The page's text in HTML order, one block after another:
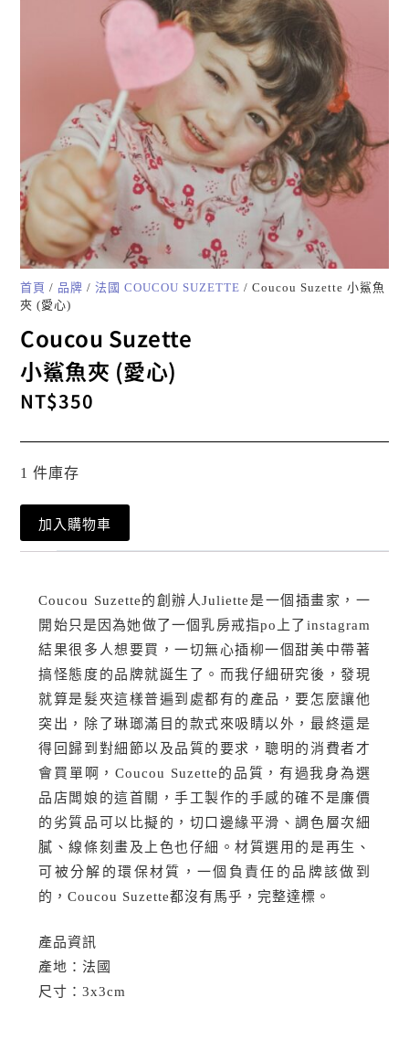
首頁 / 品牌 /法國 COUCOU SUZETTE / Coucou Suzette 小鯊魚
夾 (愛心)
Coucou Suzette
小鯊魚夾 (愛心)
NT$350
1 件庫存
加入購物車
Coucou Suzette的創辦人Juliette是一個插畫家，一
開始只是因為她做了一個乳房戒指po上了instagram
結果很多人想要買，一切無心插柳一個甜美中帶著
搞怪態度的品牌就誕生了。而我仔細研究後，發現
就算是髮夾這樣普遍到處都有的產品，要怎麼讓他
突出，除了琳瑯滿目的款式來吸睛以外，最終還是
得回歸到對細節以及品質的要求，聰明的消費者才
會買單啊，Coucou Suzette的品質，有過我身為選
品店闆娘的這首關，手工製作的手感的確不是廉價
的劣質品可以比擬的，切口邊緣平滑、調色層次細
膩、線條刻畫及上色也仔細。材質選用的是再生、
可被分解的環保材質，一個負責任的品牌該做到
的，Coucou Suzette都沒有馬乎，完整達標。
產品資訊
產地：法國
尺寸：3x3cm